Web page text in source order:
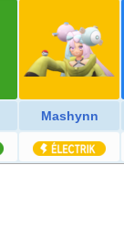
Mashynn